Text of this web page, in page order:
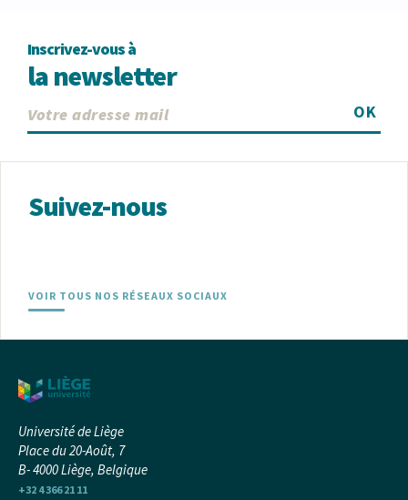
Inscrivez-vous à
la newsletter
OK
Suivez-nous
VOIR TOUS NOS RÉSEAUX SOCIAUX
Université de Liège
Place du 20-Août, 7
B- 4000 Liège, Belgique
+32 4 366 21 11